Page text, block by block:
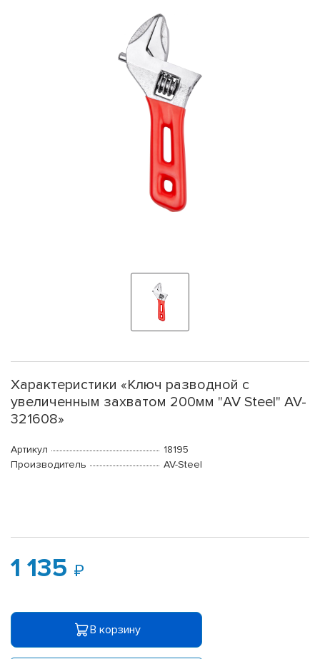
Характеристики «Ключ разводной с
увеличенным захватом 200мм "AV Steel" AV-
321608»
Артикул
18195
Производитель
AV-Steel
1 135
В корзину